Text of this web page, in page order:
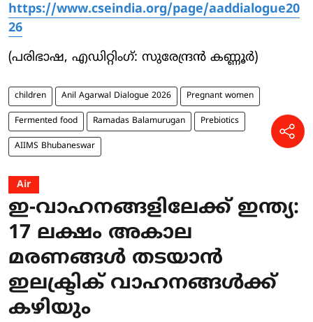
https://www.cseindia.org/page/aaddialogue20
26
(പരിഭാഷ, എഡിറ്റിംഗ്: സുരേന്ദ്രൻ കണ്ണൂർ)
children Anil Agarwal Dialogue 2026 Pregnant women
Fermented food Ramadas Balamurugan Prebiotics
AIIMS Bhubaneswar
Air
ഇ-വാഹനങ്ങളിലേക്ക് ഇന്ത്യ:
17 ലക്ഷം അകാല
മരണങ്ങൾ തടയാൻ
ഇലക്ട്രിക് വാഹനങ്ങൾക്ക്
കഴിയും